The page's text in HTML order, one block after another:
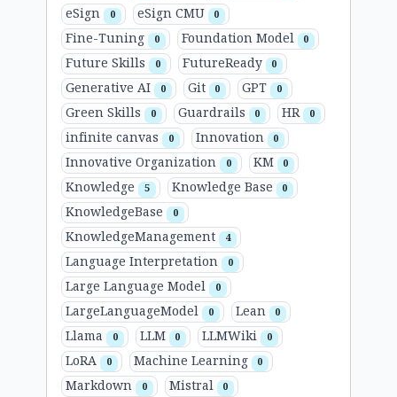
eSign 0 eSign CMU 0
Fine-Tuning 0 Foundation Model 0
Future Skills 0 FutureReady 0
Generative AI 0 Git 0 GPT 0
Green Skills 0 Guardrails 0 HR 0
infinite canvas 0 Innovation 0
Innovative Organization 0 KM 0
Knowledge 5 Knowledge Base 0
KnowledgeBase 0
KnowledgeManagement 4
Language Interpretation 0
Large Language Model 0
LargeLanguageModel 0 Lean 0
Llama 0 LLM 0 LLMWiki 0
LoRA 0 Machine Learning 0
Markdown 0 Mistral 0